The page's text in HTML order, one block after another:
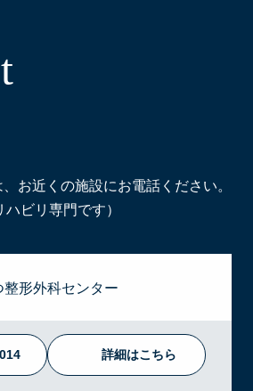
t
お近くの施設にお電話ください。
ハビリ専門です）
形外科センター
詳細はこちら